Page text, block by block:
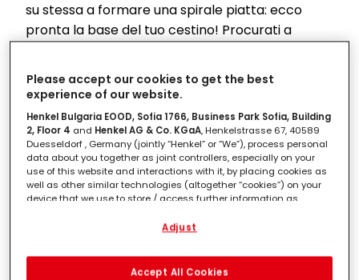
su stessa a formare una spirale piatta: ecco
pronta la base del tuo cestino! Procurati a
poter
modellare le pareti del tuo cestino di
carta fai da te; rivestilo di carta da forno per
evitare che le striscioline di carta si attacchino
alla sua superficie. A questo punto, infatti, devi
cominciare ad arrotolare su se stesse e lungo
le pareti interne del vecchio contenitorealtre
strisce di carta inspessite come sopra. Man
la colla; una volta asciutta, la composizione a
fissala alla base con un po’ di colla e… voilà, ecco
Please accept our cookies to get the best
experience of our website.
Henkel Bulgaria EOOD, Sofia 1766, Business Park Sofia, Building
2, Floor 4 and Henkel AG & Co. KGaA, Henkelstrasse 67, 40589
Duesseldorf , Germany (jointly “Henkel” or “We”), process personal
data about you together as joint controllers, especially on your
use of this website and interactions with it, by placing cookies as
well as other similar technologies (altogether “cookies”) on your
device that we use to store / access further information as
linked in the footer, Section “Cookies, Pixel, Fingerprints and similar
Adjust
Accept All Cookies